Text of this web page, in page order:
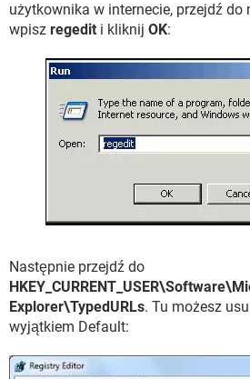
użytkownika w internecie, przejdź do
wpisz regedit i kliknij OK:
Następnie przejdź do
Explorer\TypedURLs. Tu możesz
wyjątkiem Default: